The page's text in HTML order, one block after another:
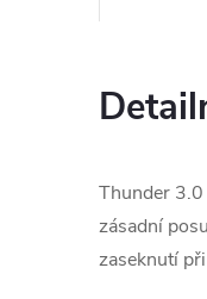
Thunder
zásadní
zaseknutí